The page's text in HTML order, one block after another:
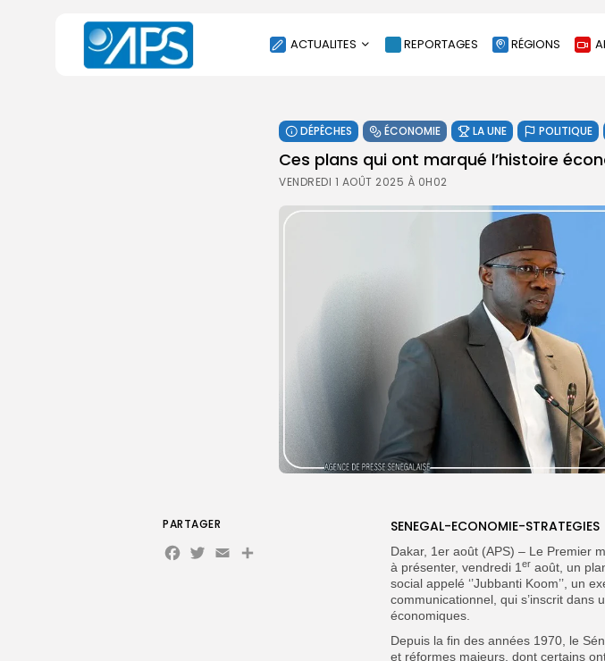
ACTUALITES
SOCIÉTÉ
ÉCONOMIE
CULTURE
SPORT
REPORTAGES RÉGIONS
DÉPÊCHES ÉCONOMIE LA UNE POLITIQUE
Ces plans qui ont marqué l’histoire
VENDREDI 1 AOÛT 2025 À 0H02
SENEGAL-ECONOMIE-STRATEGIES
Dakar, 1er août (APS) – Le Premier
à présenter, vendredi 1 er août, un
social appelé ‘’Jubbanti Koom’’, un
communicationnel, qui s’inscrit dans
économiques.
Depuis la fin des années 1970, le
et réformes majeurs, dont certains
PARTAGER
Facebook
Twitter
EmailPartager